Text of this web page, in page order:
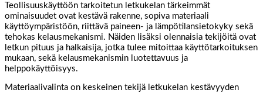
Teollisuuskäyttöön tarkoitetun letkukelan tärkeimmät
ominaisuudet ovat kestävä rakenne, sopiva materiaali
käyttöympäristöön, riittävä paineen- ja lämpötilansietokyky sekä
tehokas kelausmekanismi. Näiden lisäksi olennaisia tekijöitä ovat
letkun pituus ja halkaisija, jotka tulee mitoittaa käyttötarkoituksen
mukaan, sekä kelausmekanismin luotettavuus ja
helppokäyttöisyys.
Materiaalivalinta on keskeinen tekijä letkukelan kestävyyden